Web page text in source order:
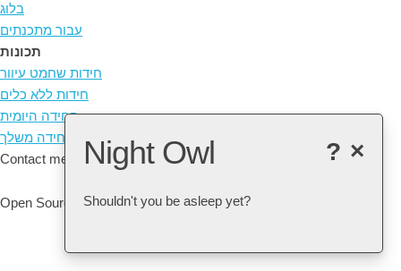
בלוג
עבור מתכנתים
תכונות
חידות שחמט עיוור
חידות ללא כלים
החידה היומית
יצירת חידה משלך
Contact me at: arne@listudy.org
Open Source & Free Software: GitHub
×
?
Night Owl
Shouldn't you be asleep yet?